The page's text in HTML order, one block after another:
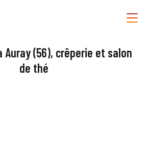
Auray (56), crêperie et salon
de thé